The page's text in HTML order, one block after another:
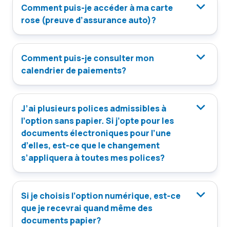
Comment puis-je accéder à ma carte
rose (preuve d’assurance auto)?
Comment puis-je consulter mon
calendrier de paiements?
J’ai plusieurs polices admissibles à
l’option sans papier. Si j’opte pour les
documents électroniques pour l’une
d’elles, est-ce que le changement
s’appliquera à toutes mes polices?
Si je choisis l’option numérique, est-ce
que je recevrai quand même des
documents papier?